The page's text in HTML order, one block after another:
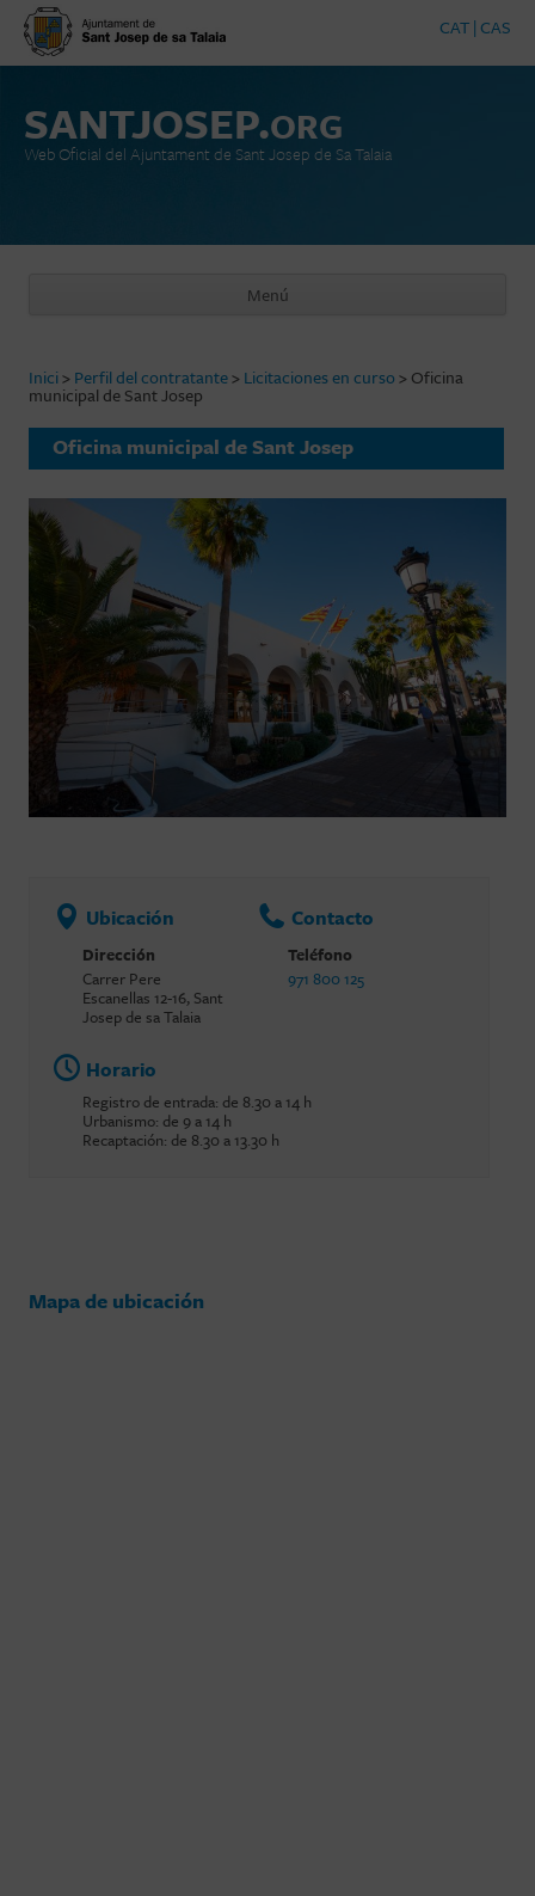
CAT| CAS
SANTJOSEP.ORG
Web Oficial del Ajuntament de Sant Josep de Sa Talaia
Menú
Inici>Perfil del contratante>Licitaciones en curso>Oficina
municipal de Sant Josep
Oficina municipal de Sant Josep
Ubicación
Dirección
Carrer Pere
Escanellas 12-16, Sant
Josep de sa Talaia
Contacto
Teléfono
971 800 125
Horario
Registro de entrada: de 8.30 a 14 h
Urbanismo: de 9 a 14 h
Recaptación: de 8.30 a 13.30 h
Mapa de ubicación